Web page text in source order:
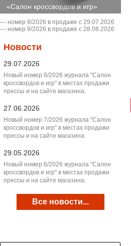
«Салон кроссвордов и игр»
― номер 8/2026 в продаже с 29.07.2026
― номер 9/2026 в продаже с 28.08.2026
Новости
29.07.2026
Новый номер 8/2026 журнала "Салон
кроссвордов и игр" в местах продажи
прессы и на сайте магазина.
27.06.2026
Новый номер 7/2026 журнала "Салон
кроссвордов и игр" в местах продажи
прессы и на сайте магазина.
29.05.2026
Новый номер 6/2026 журнала "Салон
кроссвордов и игр" в местах продажи
прессы и на сайте магазина.
Все новости...